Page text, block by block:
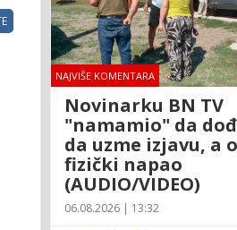
NAJVIŠE KOMENTARA
Novinarku BN TV
"namamio" da
da uzme izjavu, a
fizički napao
(AUDIO/VIDEO)
06.08.2026 | 13:32